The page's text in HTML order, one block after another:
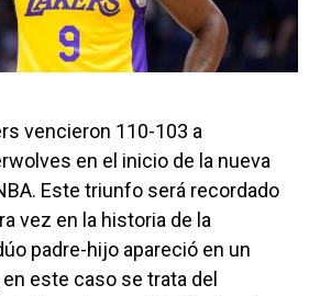
vencieron 110-103 a
en el inicio de la nueva
Este triunfo será recordado
vez en la historia de la
padre-hijo apareció en un
este caso se trata del